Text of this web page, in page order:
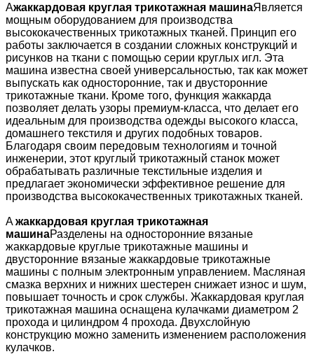
Aжаккардовая круглая трикотажная машинаЯвляется
мощным оборудованием для производства
высококачественных трикотажных тканей. Принцип его
работы заключается в создании сложных конструкций и
рисунков на ткани с помощью серии круглых игл. Эта
машина известна своей универсальностью, так как может
выпускать как односторонние, так и двусторонние
трикотажные ткани. Кроме того, функция жаккарда
позволяет делать узоры премиум-класса, что делает его
идеальным для производства одежды высокого класса,
домашнего текстиля и других подобных товаров.
Благодаря своим передовым технологиям и точной
инженерии, этот круглый трикотажный станок может
обрабатывать различные текстильные изделия и
предлагает экономически эффективное решение для
производства высококачественных трикотажных тканей.
Aжаккардовая круглая трикотажная
машинаРазделены на односторонние вязаные
жаккардовые круглые трикотажные машины и
двусторонние вязаные жаккардовые трикотажные
машины с полным электронным управлением. Масляная
смазка верхних и нижних шестерен снижает износ и шум,
повышает точность и срок службы. Жаккардовая круглая
трикотажная машина оснащена кулачками диаметром 2
прохода и цилиндром 4 прохода. Двухслойную
конструкцию можно заменить изменением расположения
кулачков.